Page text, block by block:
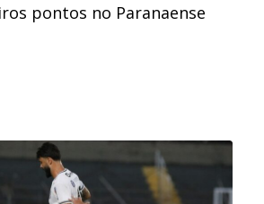
pontos no Paranaense